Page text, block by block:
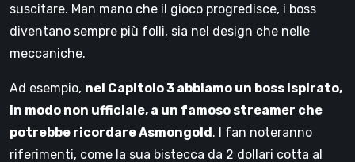
suscitare. Man mano che il gioco progredisce, i boss
diventano sempre più folli, sia nel design che nelle
meccaniche.
Ad esempio, nel Capitolo 3 abbiamo un boss ispirato,
in modo non ufficiale, a un famoso streamer che
potrebbe ricordare Asmongold. I fan noteranno
riferimenti, come la sua bistecca da 2 dollari cotta al